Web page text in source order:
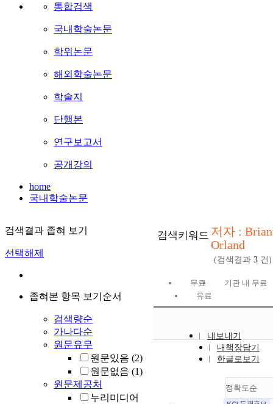
통합검색
국내학술논문
학위논문
해외학술논문
학술지
단행본
연구보고서
공개강의
home
국내학술논문
검색결과 좁혀 보기
선택해제
좁혀본 항목 보기순서
검색량순
가나다순
원문유무
원문있음 (2)
원문없음 (1)
원문제공처
누리미디어
검색키워드 저자 : Brian
Orland
(검색결과 3 건)
무료
기관 내 무료
유료
내보내기
내책장담기
한글로보기
정확도순